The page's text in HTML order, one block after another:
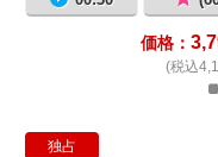
価格：
(税込
独占